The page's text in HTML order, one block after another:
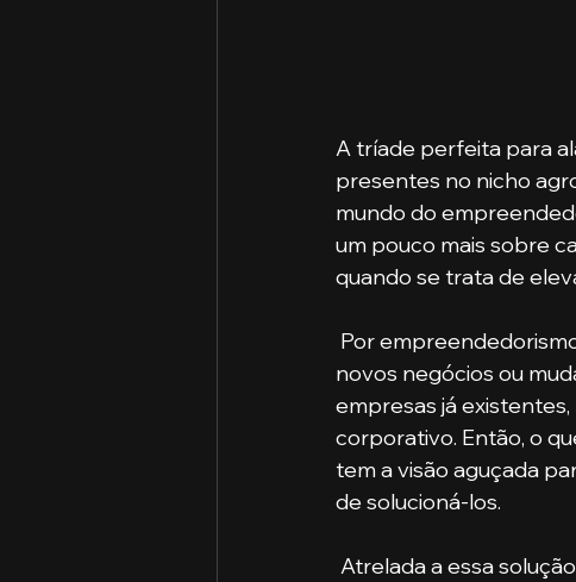
A tríade perfeita para
presentes no nicho
mundo do
um pouco mais sobre
quando se trata de
novos negócios ou
empresas já
corporativo. Então, o
tem a visão aguçada
de solucioná-los.